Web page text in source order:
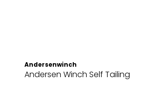
Andersenwinch
Andersen Winch Self Tailing